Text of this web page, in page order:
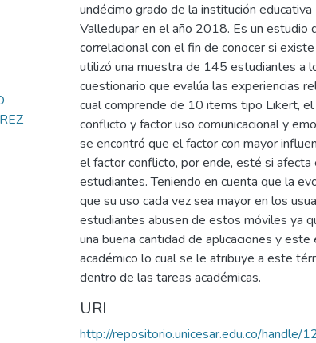
undécimo grado de la institución
Valledupar en el año 2018. Es un estudio
correlacional con el fin de conocer si
utilizó una muestra de 145 estudiantes a
cuestionario que evalúa las experiencias
cual comprende de 10 items tipo Likert,
conflicto y factor uso comunicacional y
se encontró que el factor con mayor
el factor conflicto, por ende, esté si
estudiantes. Teniendo en cuenta que la
que su uso cada vez sea mayor en los
estudiantes abusen de estos móviles ya
una buena cantidad de aplicaciones y
académico lo cual se le atribuye a este
dentro de las tareas académicas.
URI
http://repositorio.unicesar.edu.co/